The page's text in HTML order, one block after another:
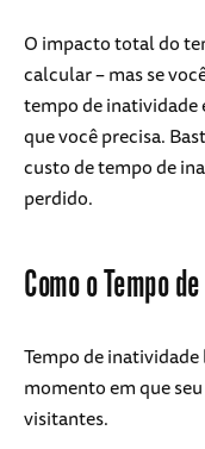
O impacto total do
calcular – mas se
tempo de inatividade
que você precisa.
custo de tempo de
perdido.
Como o Tempo
Tempo de
momento em que
visitantes.